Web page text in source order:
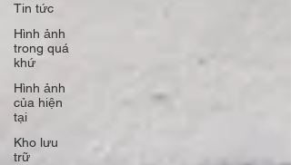
Tin tức
Hình ảnh
trong quá
khứ
Hình ảnh
của hiện
tại
Kho lưu
trữ